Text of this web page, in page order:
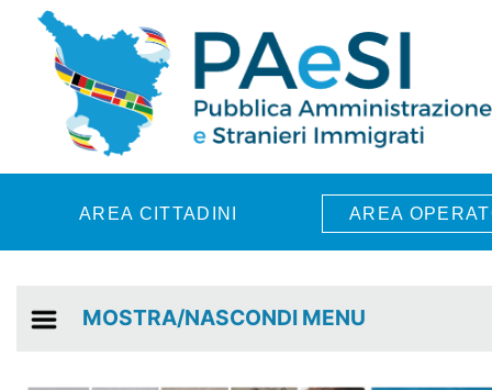
Skip to main content
AREA CITTADINI AREA
MOSTRA/NASCONDI MENU